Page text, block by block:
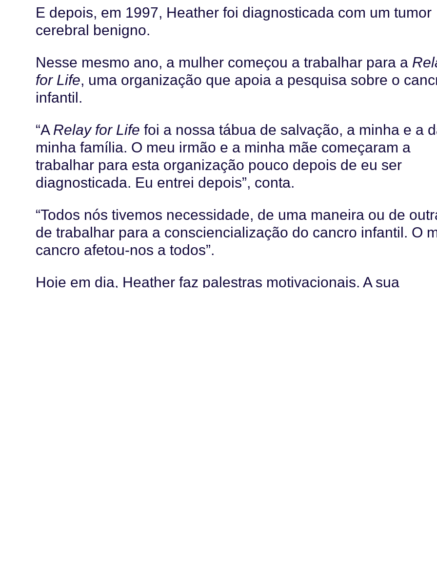
E depois, em 1997, Heather foi diagnosticada com um tumor
cerebral benigno.
Nesse mesmo ano, a mulher começou a trabalhar para a
for Life, uma organização que apoia a pesquisa sobre o
infantil.
“A Relay for Life foi a nossa tábua de salvação, a minha e a
minha família. O meu irmão e a minha mãe começaram a
trabalhar para esta organização pouco depois de eu ser
diagnosticada. Eu entrei depois”, conta.
“Todos nós tivemos necessidade, de uma maneira ou de
de trabalhar para a consciencialização do cancro infantil. O
cancro afetou-nos a todos”.
Hoje em dia, Heather faz palestras motivacionais. A sua